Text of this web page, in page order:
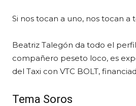
Si nos tocan a uno, nos tocan a
Beatriz Talegón da todo el
compañero peseto loco, es
del Taxi con VTC BOLT,
Tema Soros